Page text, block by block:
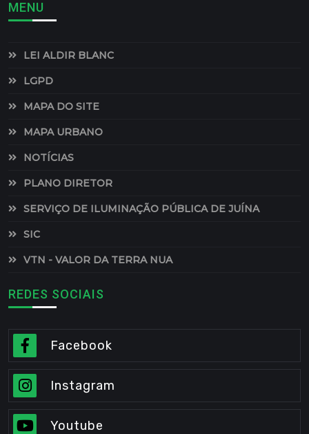
MENU
LEI ALDIR BLANC
LGPD
MAPA DO SITE
MAPA URBANO
NOTÍCIAS
PLANO DIRETOR
SERVIÇO DE ILUMINAÇÃO PÚBLICA DE JUÍNA
SIC
VTN - VALOR DA TERRA NUA
REDES SOCIAIS
Facebook
Instagram
Youtube